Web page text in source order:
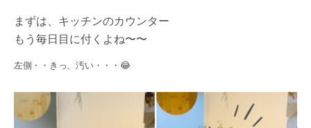
まずは、キッチンのカウンター
もう毎日目に付くよね〜〜
左側・・きっ、汚い・・・😂